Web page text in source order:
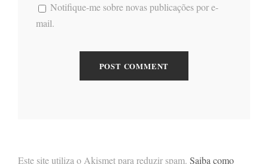
Notifique-me sobre novas publicações por e-
mail.
Este site utiliza o Akismet para reduzir spam. Saiba como